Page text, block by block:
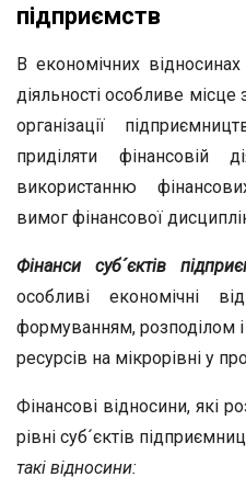
підприємств
В економічних відносинах
діяльності особливе
організації
приділяти фінансовій
використанню
вимог фінансової
Фінанси суб´єктів
особливі економічні
формуванням, розподілом
ресурсів на мікрорівні у
Фінансові відносини, які
рівні суб´єктів
такі відносини: